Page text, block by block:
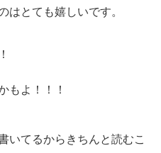
はとても嬉しいです。
もよ！！！
いてるからきちんと読むこ